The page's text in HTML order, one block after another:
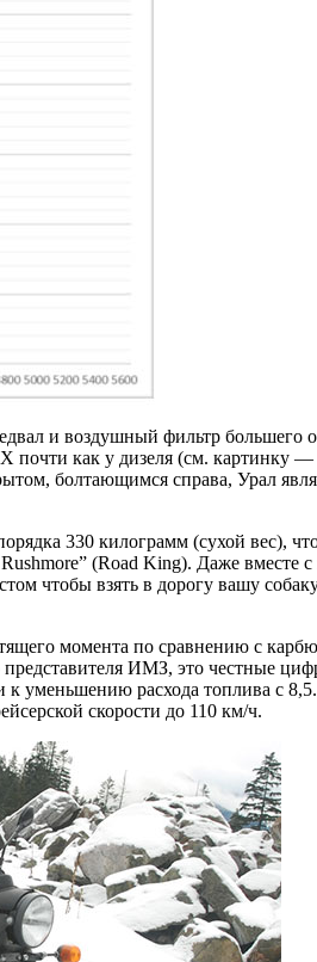
и воздушный фильтр большего
почти как у дизеля (см. картинку
болтающимся справа, Урал
330 килограмм (сухой вес),
(Road King). Даже вместе
чтобы взять в дорогу вашу
момента по сравнению с
представителя ИМЗ, это честные
уменьшению расхода топлива с
скорости до 110 км/ч.